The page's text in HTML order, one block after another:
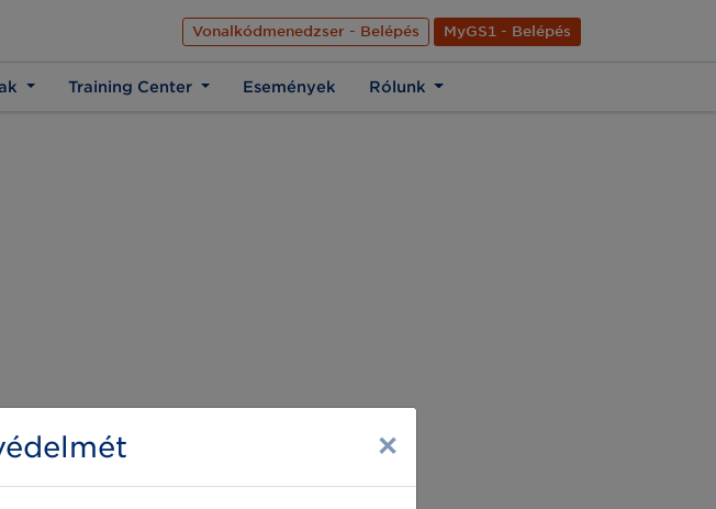
Az üzleti élet közös nyelve Hírek Kapcsolat Rólunk
EN
Vonalkódmenedzser - Belépés
MyGS1 - Belépés
Training Center Események Rólunk
×